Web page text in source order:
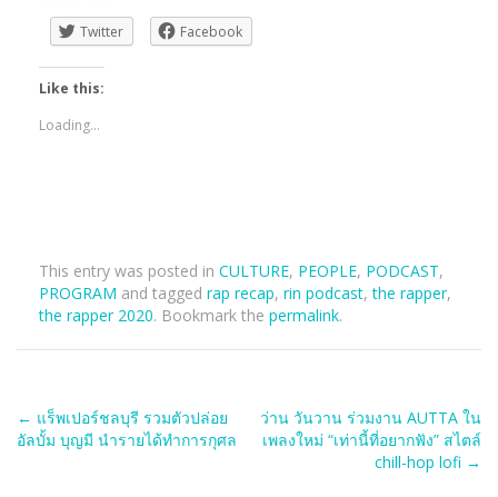
Twitter
Facebook
Like this:
Loading...
This entry was posted in CULTURE, PEOPLE, PODCAST,
PROGRAM and tagged rap recap, rin podcast,the rapper,
the rapper 2020. Bookmark the permalink.
Post
← แร็พเปอร์ชลบุรี รวมตัวปล่อย
อัลบั้ม บุญมี นำรายได้ทำการกุศล
ว่าน วันวาน ร่วมงาน AUTTA ใน
เพลงใหม่ “เท่านี้ที่อยากฟัง” สไตล์
chill-hop lofi →